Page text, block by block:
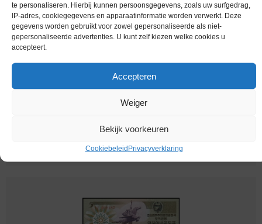
te personaliseren. Hierbij kunnen persoonsgegevens, zoals uw surfgedrag,
IP-adres, cookiegegevens en apparaatinformatie worden verwerkt. Deze
gegevens worden gebruikt voor zowel gepersonaliseerde als niet-
gepersonaliseerde advertenties. U kunt zelf kiezen welke cookies u
accepteert.
Accepteren
Weiger
Bekijk voorkeuren
CookiebeleidPrivacyverklaring
bankbiljetten / 048 / North Korea / Noord Korea
€ 2,69